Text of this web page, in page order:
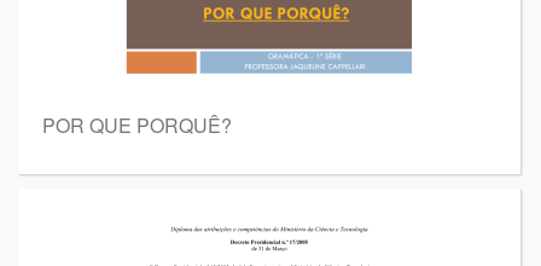
POR QUE PORQUÊ?